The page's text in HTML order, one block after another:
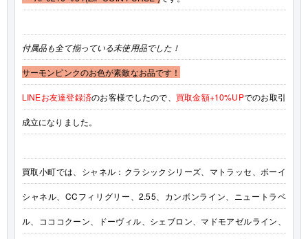
付属品も全て揃っている未使用品でした！
サーモンピンクのお色が素敵なお品です！
LINEお友達登録済のお客様でしたので、 買取金額+10%UPでのお取引
成立になりました。
買取小町では、シャネル：クラシックシリーズ、マトラッセ、ボーイ
シャネル、CCフィリグリー、2.55、カンボンライン、ニュートラベ
ル、コココクーン、ドーヴィル、シェブロン、マドモアゼルライン、